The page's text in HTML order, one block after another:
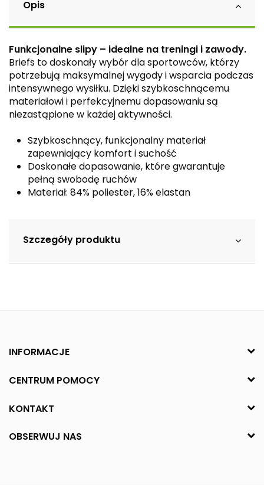
Opis
Funkcjonalne slipy – idealne na treningi i zawody.
Briefs to doskonały wybór dla sportowców, którzy
potrzebują maksymalnej wygody i wsparcia podczas
intensywnego wysiłku. Dzięki szybkoschnącemu
materiałowi i perfekcyjnemu dopasowaniu są
niezastąpione w każdej aktywności.
Szybkoschnący, funkcjonalny materiał
zapewniający komfort i suchość
Doskonałe dopasowanie, które gwarantuje
pełną swobodę ruchów
Materiał: 84% poliester, 16% elastan
Szczegóły produktu
INFORMACJE
CENTRUM POMOCY
KONTAKT
OBSERWUJ NAS